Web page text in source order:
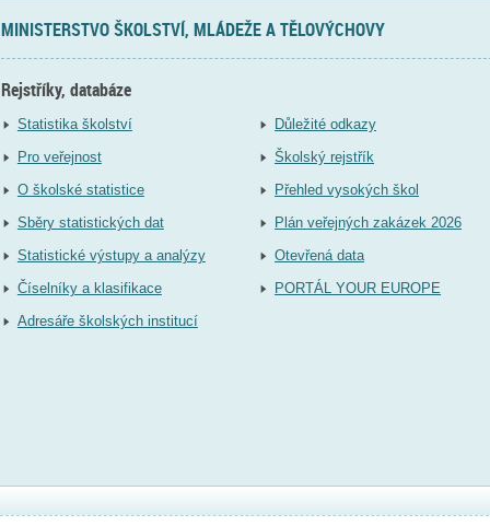
MINISTERSTVO ŠKOLSTVÍ, MLÁDEŽE A TĚLOVÝCHOVY
Rejstříky, databáze
Statistika školství
Pro veřejnost
O školské statistice
Sběry statistických dat
Statistické výstupy a analýzy
Číselníky a klasifikace
Adresáře školských institucí
Důležité odkazy
Školský rejstřík
Přehled vysokých škol
Plán veřejných zakázek 2026
Otevřená data
PORTÁL YOUR EUROPE